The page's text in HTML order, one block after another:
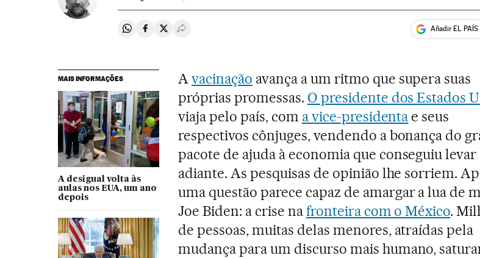
Compartir en Whatsapp
Compartir en Facebook
Compartir en Twitter
Desplegar Redes Sociales Añadir EL
MAIS INFORMAÇÕES
A desigual volta às
aulas nos EUA, um ano
depois
Avacinação avança a um ritmo que supera suas
próprias promessas. O presidente dos Estados
viaja pelo país, com a vice-presidenta e seus
respectivos cônjuges, vendendo a bonança do
pacote de ajuda à economia que conseguiu levar
adiante. As pesquisas de opinião lhe sorriem.
uma questão parece capaz de amargar a lua de
Joe Biden: a crise nafronteira com o México.
de pessoas, muitas delas menores, atraídas pela
mudança para um discurso mais humano,